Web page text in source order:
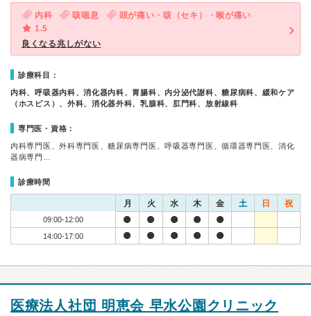
内科 咳喘息
頭が痛い・咳（セキ）・喉が痛い
1.5
良くなる兆しがない
診療科目：
内科、呼吸器内科、消化器内科、胃腸科、内分泌代謝科、糖尿病科、緩和ケア
（ホスピス）、外科、消化器外科、乳腺科、肛門科、放射線科
専門医・資格：
内科専門医、外科専門医、糖尿病専門医、呼吸器専門医、循環器専門医、消化
器病専門…
診療時間
月 火 水 木 金 土 日 祝
09:00-12:00
14:00-17:00
医療法人社団 明恵会 早水公園クリニック